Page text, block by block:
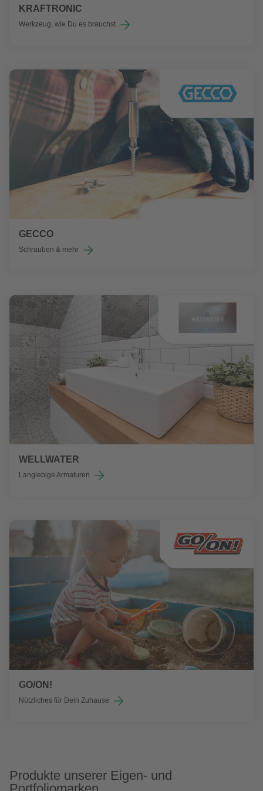
KRAFTRONIC
Werkzeug, wie Du es brauchst
GECCO
Schrauben & mehr
WELLWATER
Langlebige Armaturen
GO/ON!
Nützliches für Dein Zuhause
Produkte unserer Eigen- und